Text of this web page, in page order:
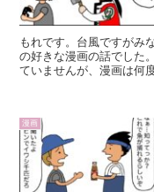
もれです。台風ですがみ
の好きな漫画の話でした
ていませんが、漫画は何
漫画